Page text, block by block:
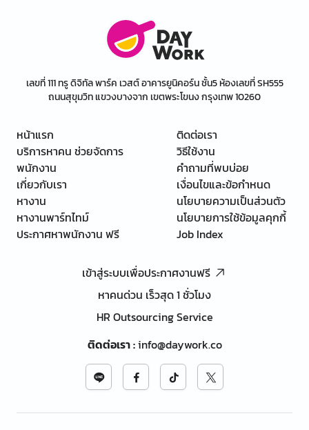
เลขที่ 111 ทรู ดิจิทัล พาร์ค เวสต์ อาคารยูนิคอร์น ชั้น5 ห้องเลขที่ SH555
ถนนสุขุมวิท แขวงบางจาก เขตพระโขนง กรุงเทพ 10260
หน้าแรก
บริการหาคน ช่วยจัดการ
พนักงาน
เกี่ยวกับเรา
หางาน
หางานพาร์ทไทม์
ประกาศหาพนักงาน ฟรี
ติดต่อเรา
วิธีใช้งาน
คำถามที่พบบ่อย
เงื่อนไขและข้อกำหนด
นโยบายความเป็นส่วนตัว
นโยบายการใช้ข้อมูลคุกกี้
Job Index
เข้าสู่ระบบเพื่อประกาศงานฟรี
หาคนด่วน เร็วสุด 1 ชั่วโมง
HR Outsourcing Service
ติดต่อเรา:info@daywork.co